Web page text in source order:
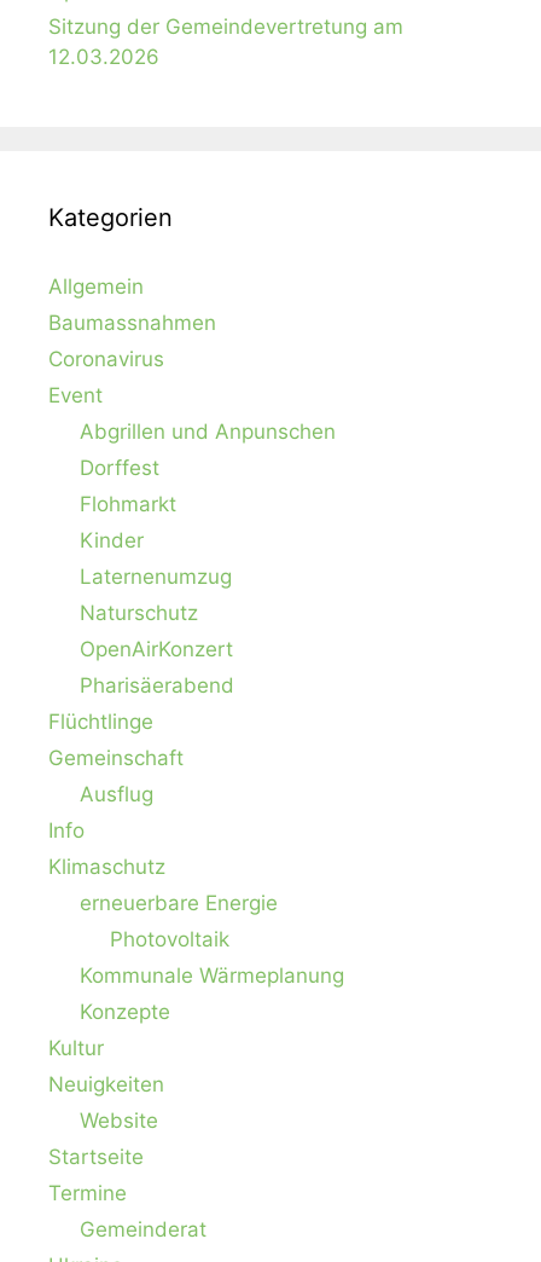
Sitzung der Gemeindevertretung am
12.03.2026
Kategorien
Allgemein
Baumassnahmen
Coronavirus
Event
Abgrillen und Anpunschen
Dorffest
Flohmarkt
Kinder
Laternenumzug
Naturschutz
OpenAirKonzert
Pharisäerabend
Flüchtlinge
Gemeinschaft
Ausflug
Info
Klimaschutz
erneuerbare Energie
Photovoltaik
Kommunale Wärmeplanung
Konzepte
Kultur
Neuigkeiten
Website
Startseite
Termine
Gemeinderat